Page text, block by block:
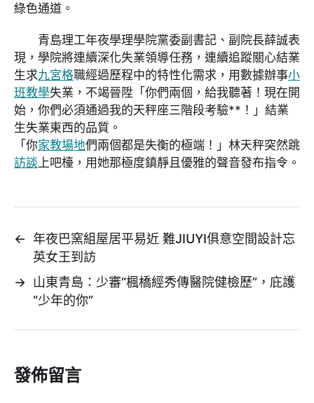
綠色通道。
青島理工年夜學理學院黨委副書記、副院長薛誠表
現，學院將連續深化失業領導任務，連續追蹤關心結業
生求九宮格職經過歷程中的特性化需求，用數據辦事小
班教學失業，不竭晉陞「你們兩個，給我聽著！現在開
始，你們必須通過我的天秤座三階段考驗**！」結業
生失業東西的品質。
「你家教場地們兩個都是失衡的極端！」林天秤突然跳
訪談 上吧檯，用她那極度鎮靜且優雅的聲音發布指令。
← 年夜巴窯組屋居平易近 難JIUYI俱意空間設計忘
英女王到訪
→
山東青島：少審“楓橋經秀傳醫院健檢歷”，庇護
“少年的你”
發佈留言